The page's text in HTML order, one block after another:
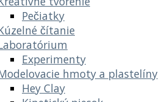
Pečiatky
čítanie
Experimenty
hmoty a plastelíny
Hey Clay